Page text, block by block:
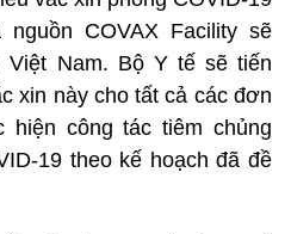
nguồn COVAX Facility sẽ
Việt Nam. Bộ Y tế sẽ tiến
xin này cho tất cả các đơn
công tác tiêm chủng
19 theo kế hoạch đã đề